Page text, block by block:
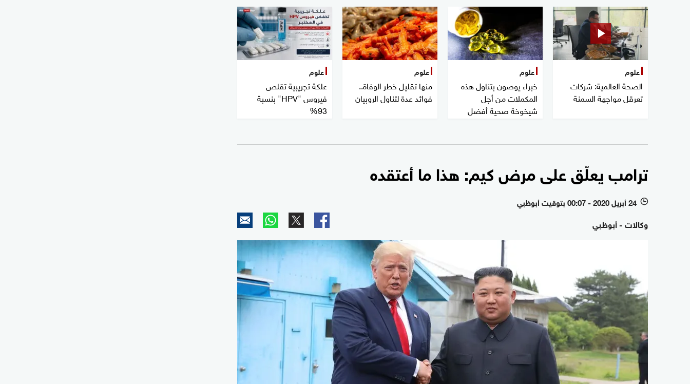
علوم
الصحة العالمية: شركات
تعرقل مواجهة السمنة
علوم
خبراء يوصون بتناول هذه
المكملات من أجل
شيخوخة صحية أفضل
علوم
منها تقليل خطر الوفاة..
فوائد عدة لتناول الروبيان
علوم
علكة تجريبية تقلص
فيروس "HPV" بنسبة
93%
ترامب يعلّق على مرض كيم: هذا ما أعتقده
l 24 أبريل 2020 - 00:07 بتوقيت أبوظبي
وكالات - أبوظبي